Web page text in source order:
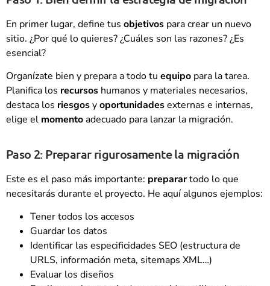
En primer lugar, define tus objetivos para crear un nuevo
sitio. ¿Por qué lo quieres? ¿Cuáles son las razones? ¿Es
esencial?
Organízate bien y prepara a todo tu equipo para la tarea.
Planifica los recursos humanos y materiales necesarios,
destaca los riesgosyoportunidadesexternas e internas,
elige el momentoadecuado para lanzar la migración.
Paso 2: Preparar rigurosamente la migración
Este es el paso más importante: preparartodo lo que
necesitarás durante el proyecto. He aquí algunos ejemplos:
Tener todos los accesos
Guardar los datos
Identificar las especificidades SEO (estructura de
URLS, información meta, sitemaps XML…)
Evaluar los diseños